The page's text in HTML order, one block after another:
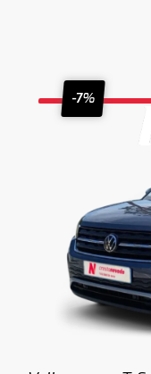
-7%